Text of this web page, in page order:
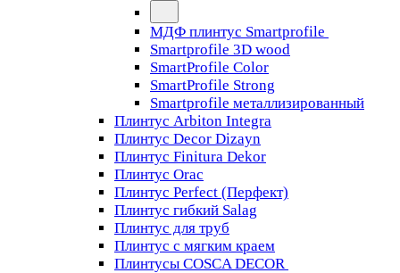
МДФ плинтус Smartprofile
Smartprofile 3D wood
SmartProfile Color
SmartProfile Strong
Smartprofile металлизированный
Плинтус Arbiton Integra
Плинтус Decor Dizayn
Плинтус Finitura Dekor
Плинтус Orac
Плинтус Perfect (Перфект)
Плинтус гибкий Salag
Плинтус для труб
Плинтус с мягким краем
Плинтусы COSCA DECOR